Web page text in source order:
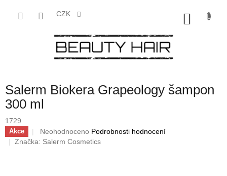
CZK
Salerm Biokera Grapeology šampon
300 ml
1729
Akce
Průměrné
hodnocení
Neohodnoceno Podrobnosti hodnocení
Značka: Salerm Cosmetics